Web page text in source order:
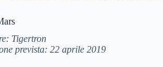
Tigertron
prevista: 22 aprile 2019